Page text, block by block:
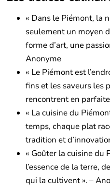
« Dans le Piémont, la
seulement un moyen
forme d’art, une
Anonyme
« Le Piémont est
fins et les saveurs les
rencontrent en
« La cuisine du
temps, chaque plat
tradition et
« Goûter la cuisine du
l’essence de la terre,
qui la cultivent ». –